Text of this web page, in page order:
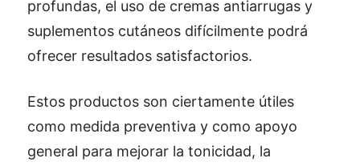
profundas, el uso de cremas antiarrugas y
suplementos cutáneos difícilmente podrá
ofrecer resultados satisfactorios.
Estos productos son ciertamente útiles
como medida preventiva y como apoyo
general para mejorar la tonicidad, la